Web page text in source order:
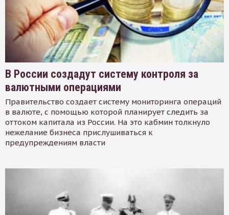
В России создадут систему контроля за
валютными операциями
Правительство создает систему мониторинга операций
в валюте, с помощью которой планирует следить за
оттоком капитала из России. На это кабмин толкнуло
нежелание бизнеса прислушиваться к
предупреждениям власти